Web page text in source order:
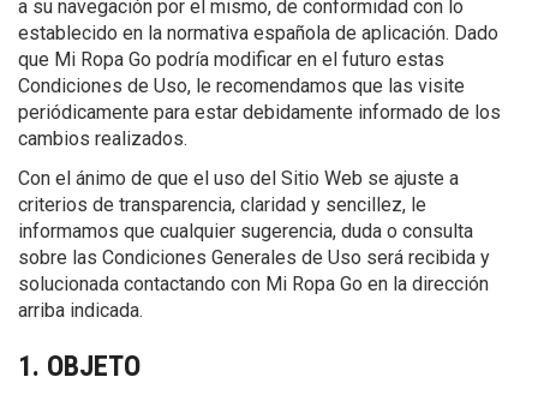
a su navegación por el mismo, de conformidad con lo
establecido en la normativa española de aplicación. Dado
que Mi Ropa Go podría modificar en el futuro estas
Condiciones de Uso, le recomendamos que las visite
periódicamente para estar debidamente informado de los
cambios realizados.
Con el ánimo de que el uso del Sitio Web se ajuste a
criterios de transparencia, claridad y sencillez, le
informamos que cualquier sugerencia, duda o consulta
sobre las Condiciones Generales de Uso será recibida y
solucionada contactando con Mi Ropa Go en la dirección
arriba indicada.
1. OBJETO